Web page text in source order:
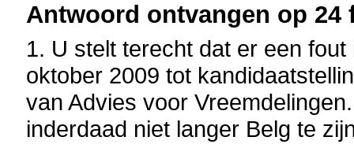
Antwoord ontvangen op 24
1. U stelt terecht dat er een
oktober 2009 tot
van Advies voor
inderdaad niet langer Belg te